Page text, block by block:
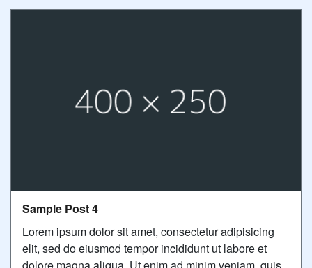
Sample Post 4
Lorem ipsum dolor sit amet, consectetur adipisicing
elit, sed do eiusmod tempor incididunt ut labore et